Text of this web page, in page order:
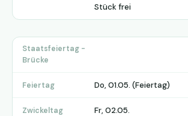
Stück frei
Staatsfeiertag -
Brücke
Feiertag Do, 01.05. (Feiertag)
Zwickeltag Fr, 02.05.